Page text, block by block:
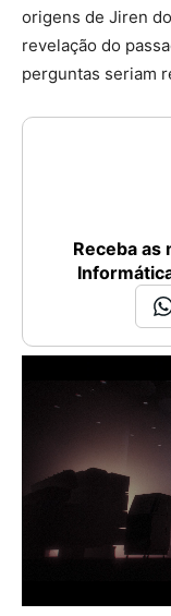
origens de Jiren
revelação do
perguntas seriam
Receba as